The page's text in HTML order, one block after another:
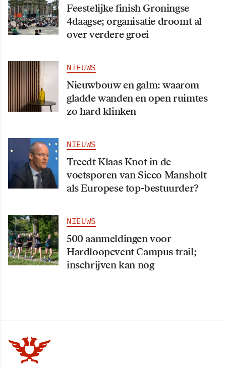
Feestelijke finish Groningse
4daagse; organisatie droomt al
over verdere groei
NIEUWS
Nieuwbouw en galm: waarom
gladde wanden en open ruimtes
zo hard klinken
NIEUWS
Treedt Klaas Knot in de
voetsporen van Sicco Mansholt
als Europese top-bestuurder?
NIEUWS
500 aanmeldingen voor
Hardloopevent Campus trail;
inschrijven kan nog